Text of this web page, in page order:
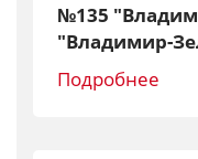
№135
"Владимир-
Подробнее